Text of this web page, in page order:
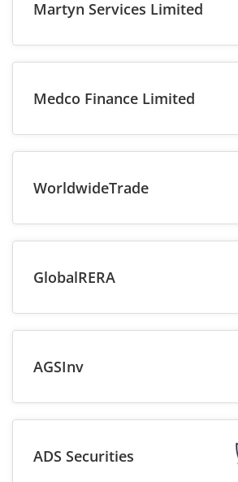
Martyn Services Limited
Medco Finance Limited
WorldwideTrade
GlobalRERA
AGSInv
ADS Securities